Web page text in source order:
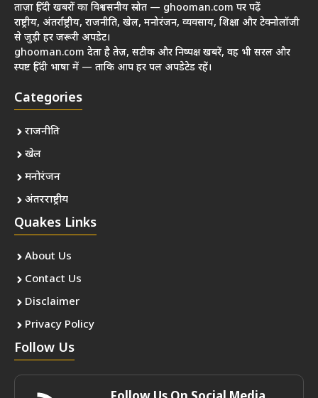
ताज़ा हिंदी खबरों का विश्वसनीय स्रोत — ghooman.com पर पढ़ें
राष्ट्रीय, अंतर्राष्ट्रीय, राजनीति, खेल, मनोरंजन, व्यवसाय, शिक्षा और टेक्नोलॉजी
से जुड़ी हर जरूरी अपडेट।
ghooman.com देता है तेज़, सटीक और निष्पक्ष खबरें, वह भी सरल और
स्पष्ट हिंदी भाषा में — ताकि आप हर पल अपडेटेड रहें।
Categories
राजनीति
खेल
मनोरंजन
अंतरराष्ट्रीय
Quakes Links
About Us
Contact Us
Disclaimer
Privacy Policy
Follow Us